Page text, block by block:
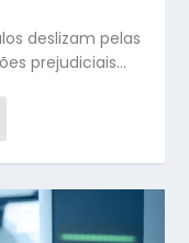
deslizam pelas
prejudiciais...